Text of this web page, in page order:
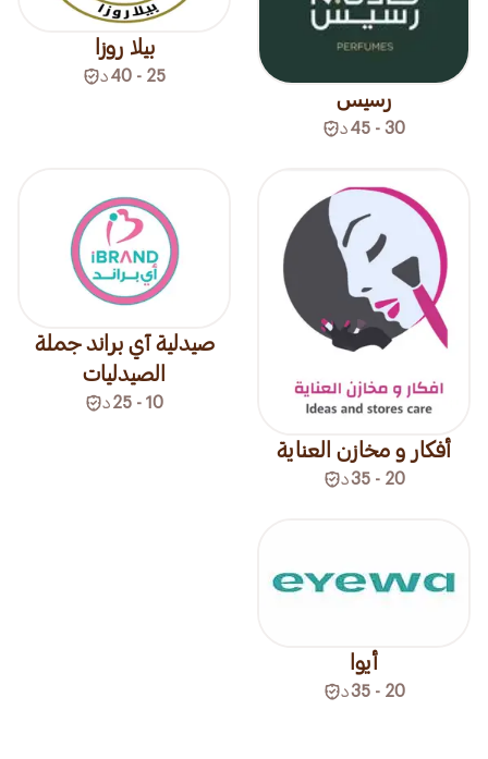
رسيس
30 - 45 د
بيلا روزا
25 - 40 د
أفكار و مخازن العناية
20 - 35 د
صيدلية آي براند جملة
الصيدليات
10 - 25 د
أيوا
20 - 35 د